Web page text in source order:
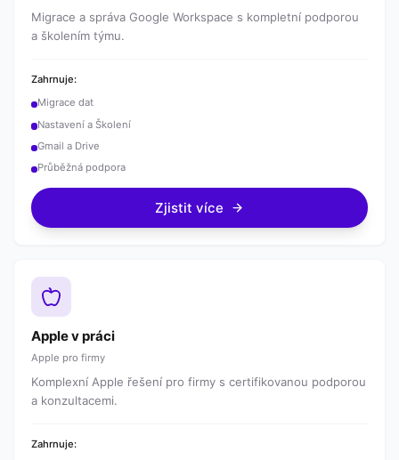
Migrace a správa Google Workspace s kompletní podporou
a školením týmu.
Zahrnuje:
Migrace dat
Nastavení a Školení
Gmail a Drive
Průběžná podpora
Zjistit více
Apple v práci
Apple pro firmy
Komplexní Apple řešení pro firmy s certifikovanou podporou
a konzultacemi.
Zahrnuje: